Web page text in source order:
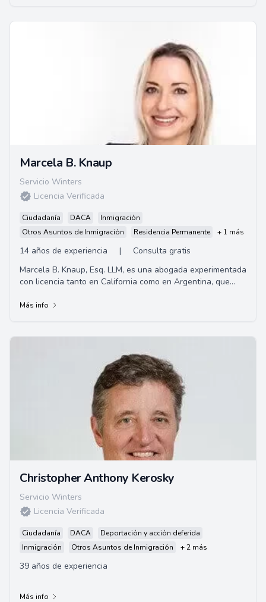
Marcela B. Knaup
Servicio Winters
Licencia Verificada
Ciudadanía DACA
Inmigración
Otros Asuntos de Inmigración
Residencia Permanente + 1 más
14 años de experiencia |
Consulta gratis
Marcela B. Knaup, Esq. LLM, es una abogada experimentada
con licencia tanto en California como en Argentina, que
Más info
Christopher Anthony Kerosky
Servicio Winters
Licencia Verificada
Ciudadanía DACA
Deportación y acción deferida
Inmigración
Otros Asuntos de Inmigración + 2 más
39 años de experiencia
Más info